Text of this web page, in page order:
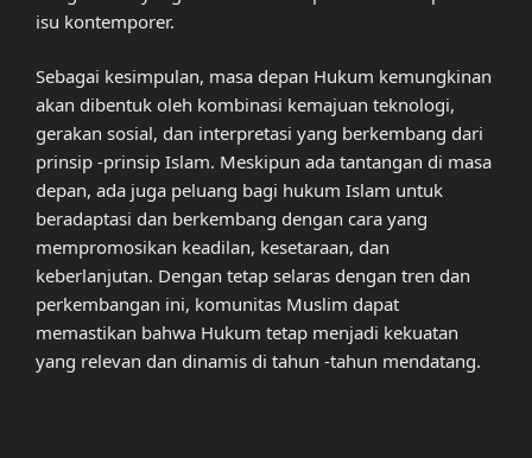
isu kontemporer.
Sebagai kesimpulan, masa depan Hukum kemungkinan
akan dibentuk oleh kombinasi kemajuan teknologi,
gerakan sosial, dan interpretasi yang berkembang dari
prinsip -prinsip Islam. Meskipun ada tantangan di masa
depan, ada juga peluang bagi hukum Islam untuk
beradaptasi dan berkembang dengan cara yang
mempromosikan keadilan, kesetaraan, dan
keberlanjutan. Dengan tetap selaras dengan tren dan
perkembangan ini, komunitas Muslim dapat
memastikan bahwa Hukum tetap menjadi kekuatan
yang relevan dan dinamis di tahun -tahun mendatang.